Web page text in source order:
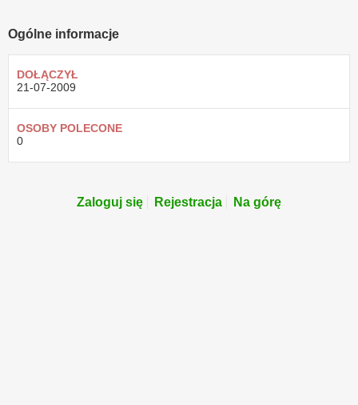
Ogólne informacje
DOŁĄCZYŁ
21-07-2009
OSOBY POLECONE
0
Zaloguj się Rejestracja Na górę